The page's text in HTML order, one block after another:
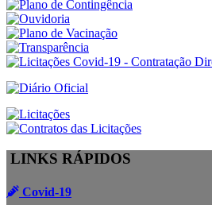
LINKS RÁPIDOS
Covid-19